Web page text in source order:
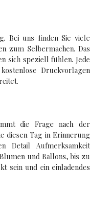
Bei uns finden Sie viele
zum Selbermachen. Das
sich speziell fühlen. Jede
Druckvorlagen
die Frage nach der
diesen Tag in Erinnerung
Detail Aufmerksamkeit
und Ballons, bis zu
sein und ein einladendes